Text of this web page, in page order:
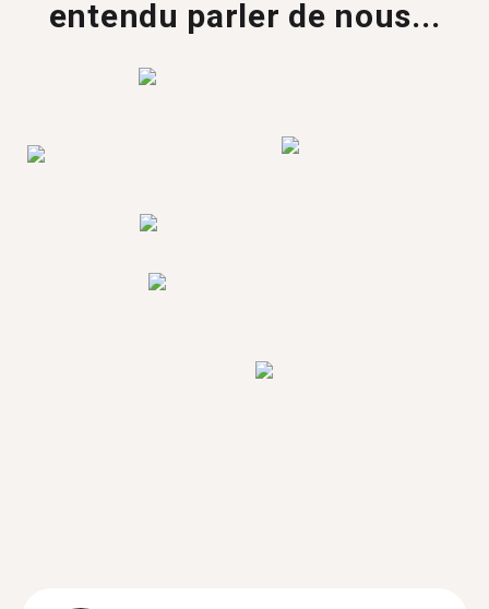
entendu parler de nous...